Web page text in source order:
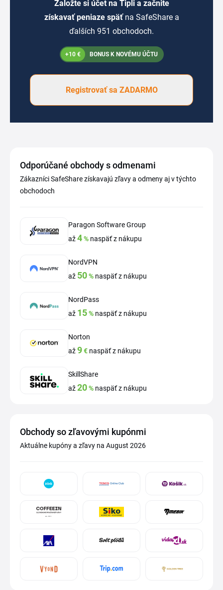
Založte si účet na Tipli a začnite
získavať peniaze späť na SafeShare a
ďalších 951 obchodoch.
+10 € BONUS K NOVÉMU ÚČTU
Registrovať sa ZADARMO
Odporúčané obchody s odmenami
Zákazníci SafeShare získavajú zľavy a odmeny aj v týchto
obchodoch
Paragon Software Group
až4% naspäť z nákupu
NordVPN
až 50% naspäť z nákupu
NordPass
až 15% naspäť z nákupu
Norton
až9€ naspäť z nákupu
SkillShare
až20% naspäť z nákupu
Obchody so zľavovými kupónmi
Aktuálne kupóny a zľavy na August 2026